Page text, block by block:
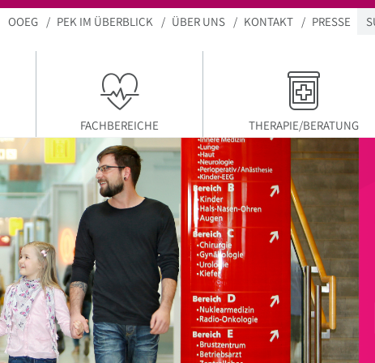
OOEG PEK IM ÜBERBLICK ÜBER UNS KONTAKT PRESSE
AKTUELLER MENÜPUNKT
FACHBEREICHE THERAPIE/BERATUNG